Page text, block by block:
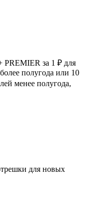
PREMIER за 1 ₽ для
полугода или 10
менее полугода,
для новых